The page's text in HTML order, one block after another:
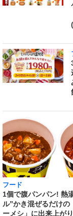
フード
1個で腹パンパン! 熱
ル”かき混ぜるだけの
ーメシ」に出来上が